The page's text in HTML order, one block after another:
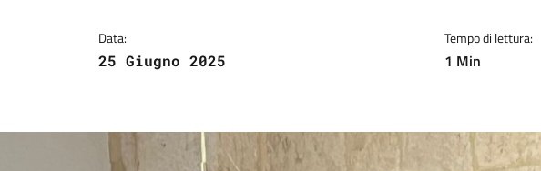
Data:
25 Giugno 2025
Tempo di lettura:
1 Min